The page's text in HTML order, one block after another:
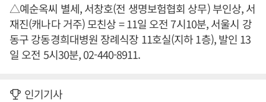
△예순옥씨 별세, 서창호(전 생명보험협회 상무) 부인상, 서
재진(캐나다 거주) 모친상 = 11일 오전 7시10분, 서울시 강
동구 강동경희대병원 장례식장 11호실(지하 1층), 발인 13
일 오전 5시30분, 02-440-8911.
인기기사